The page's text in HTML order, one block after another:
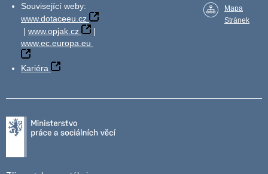
Související weby:
www.dotaceeu.cz
| www.opjak.cz
|
www.ec.europa.eu
Kariéra
Mapa
Stránek